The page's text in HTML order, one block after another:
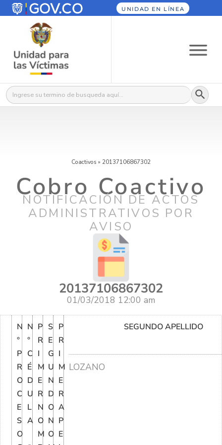
UNIDAD EN LÍNEA
Buscar: Botón
Coactivos » 20137106867302
Cobro Coactivo
NOTIFICACIÓN DE ACTOS
ADMINISTRATIVOS POR
AVISO
20137106867302
01/03/2018 12:00 am
N
°
P
R
O
C
E
S
O
N
°
C
É
D
U
L
A
P
R
I
M
E
R
N
O
M
S
E
G
U
N
D
O
N
O
P
R
I
M
E
R
A
P
E
SEGUNDO APELLIDO
LOZANO